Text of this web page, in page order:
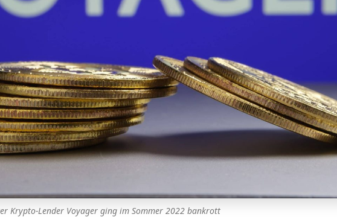
Krypto-Lender Voyager ging im Sommer 2022 bankrott